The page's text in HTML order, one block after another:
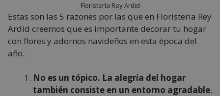
Floristería Rey Ardid
Estas son las 5 razones por las que en Floristería Rey
Ardid creemos que es importante decorar tu hogar
con flores y adornos navideños en esta época del
año.
No es un tópico. La alegría del hogar
también consiste en un entorno agradable.